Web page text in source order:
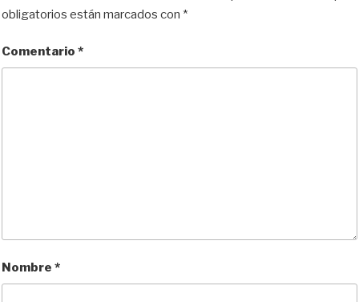
obligatorios están marcados con *
Comentario *
Nombre *